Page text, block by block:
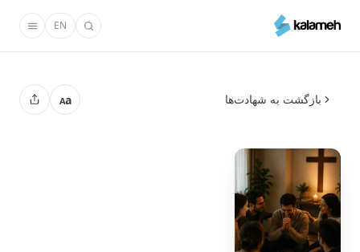
محتوای
EN
بازگشت به شهادت‌ها Aa